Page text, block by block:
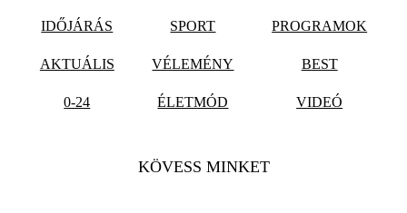
IDŐJÁRÁS SPORT PROGRAMOK
AKTUÁLIS VÉLEMÉNY BEST
0-24 ÉLETMÓD VIDEÓ
KÖVESS MINKET